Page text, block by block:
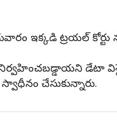
ఇక్కడి ట్రయల్
నిర్వహించబడ్డాయని డేటా
చేసుకున్నారు.